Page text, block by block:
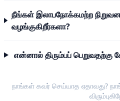
நீங்கள் இலாபநோக்கமற்ற
வழங்குகிறீர்களா?
என்னால் திரும்பப் பெறுவதற்கு
நாங்கள் கவர் செய்யாத ஏதாவது?